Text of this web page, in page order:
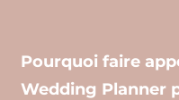
Pourquoi faire
Wedding Planner